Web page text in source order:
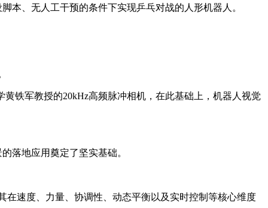
本、无人工干预的条件下实现乒乓对战的人形机器人。
铁军教授的20kHz高频脉冲相机，在此基础上，机器人视觉
落地应用奠定了坚实基础。
速度、力量、协调性、动态平衡以及实时控制等核心维度